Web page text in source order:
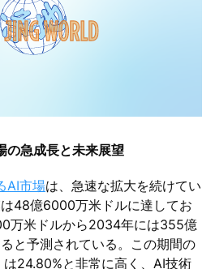
の急成長と未来展望
AI市場は、急速な拡大を続けてい
48億6000万米ドルに達してお
万米ドルから2034年には355億
と予測されている。この期間の
24.80%と非常に高く、AI技術